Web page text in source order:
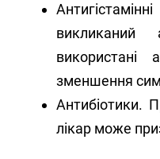
викликаний
використані
зменшення
Антибіотики.
лікар може